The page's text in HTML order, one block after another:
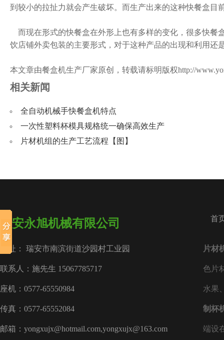
到较小的拉扯力就会产生破坏。而生产出来的这种快餐盒目
而现在形式的快餐盒在外形上也有多样的变化，很多快餐
饮店铺外卖包装的主要形式，对于这种产品的出现和利用还
本文章由餐盒机生产厂家原创，转载请标明版权http://
相关新闻
全自动机械手快餐盒机特点
一次性塑料杯模具规格统一确保高效生产
片材机组的生产工艺流程【图】
瑞安永旭机械有限公司
地址： 瑞安市南滨街道沙园村工业园
联系人：施先生 15067785717
座机：0577-65550984
传真：0577-65552084
邮箱：yongxujx@hotmail.com,yongxujx@163.com
首
片材
色片
水果
制杯
端设